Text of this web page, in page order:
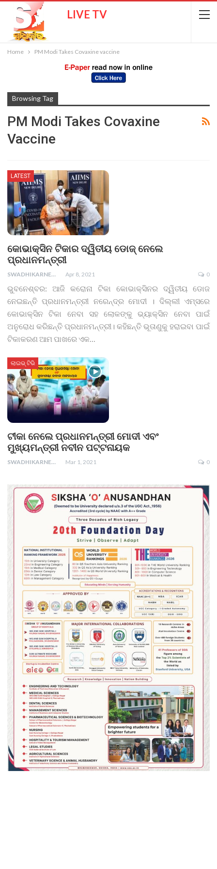
LIVE TV
Home PM Modi Takes Covaxine vaccine
Browsing Tag
PM Modi Takes Covaxine
Vaccine
LATEST
କୋଭାକ୍ସିନ ଟିକାର ଦ୍ୱିତୀୟ ଡୋଜ୍ ନେଲେ
ପ୍ରଧାନମନ୍ତ୍ରୀ
SWADHIKARNEWS Apr 8, 2021 0
ଭୁବନେଶ୍ବର: ଆଜି କରୋନା ଟିକା କୋଭାକ୍ସିନର ଦ୍ୱିତୀୟ ଡୋଜ
ନେଇଛନ୍ତି ପ୍ରଧାନମନ୍ତ୍ରୀ ନରେନ୍ଦ୍ର ମୋଦୀ । ଦିଲ୍ଲୀ ଏମ୍ସରେ
କୋଭାକ୍ସିନ ଟିକା ନେବା ସହ ଲୋକଙ୍କୁ ଭ୍ୟାକ୍ସିନ ନେବା ପାଇଁ
ଅନୁରୋଧ କରିଛନ୍ତି ପ୍ରଧାନମନ୍ତ୍ରୀ। କହିଛନ୍ତି ଭୂତାଣୁକୁ ହରାଇବା ପାଇଁ
ଟିକାକରଣ ଆମ ପାଖରେ ଏକ…
ଲାଇଭ୍ ଟିଭି
ଟୀକା ନେଲେ ପ୍ରଧାନମନ୍ତ୍ରୀ ମୋଦୀ ଏବଂ
ମୁଖ୍ୟମନ୍ତ୍ରୀ ନବୀନ ପଟ୍ଟନାୟକ
SWADHIKARNEWS Mar 1, 2021 0